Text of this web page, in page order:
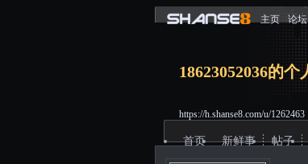
主页 论坛
18623052036的个
https://h.shanse8.com/u/1262463
首页 新鲜事 帖子